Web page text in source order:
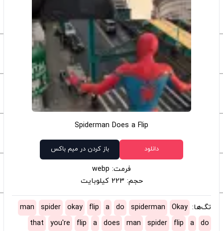
Spiderman Does a Flip
دانلود باز کردن در میم باکس
فرمت: webp
حجم: 223 کیلوبایت
تگ‌ها: Okay
spiderman
do
a
flip
okay
spider
man
do
a
flip
spider
man
does
a
flip
you're
that